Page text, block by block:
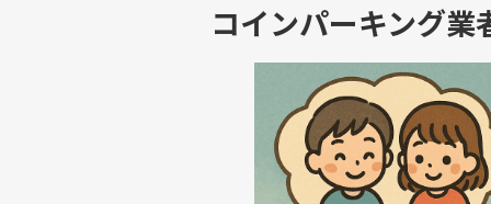
コインパーキング業